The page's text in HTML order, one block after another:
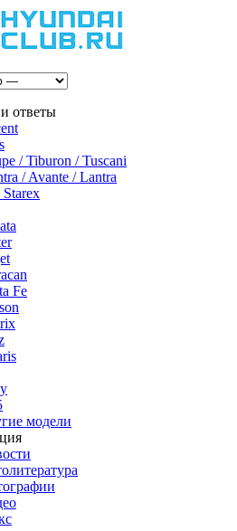
ответы
/ Tiburon / Tuscani
/ Avante / Lantra
Fe
модели